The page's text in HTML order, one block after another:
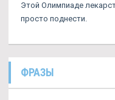
Этой Олимпиаде
просто поднести.
ФРАЗЫ